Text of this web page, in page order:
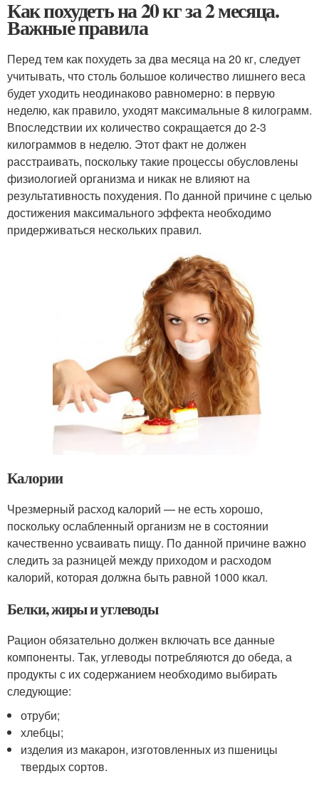
Как похудеть на 20 кг за 2 месяца.
Важные правила
Перед тем как похудеть за два месяца на 20 кг, следует
учитывать, что столь большое количество лишнего веса
будет уходить неодинаково равномерно: в первую
неделю, как правило, уходят максимальные 8 килограмм.
Впоследствии их количество сокращается до 2-3
килограммов в неделю. Этот факт не должен
расстраивать, поскольку такие процессы обусловлены
физиологией организма и никак не влияют на
результативность похудения. По данной причине с целью
достижения максимального эффекта необходимо
придерживаться нескольких правил.
Калории
Чрезмерный расход калорий — не есть хорошо,
поскольку ослабленный организм не в состоянии
качественно усваивать пищу. По данной причине важно
следить за разницей между приходом и расходом
калорий, которая должна быть равной 1000 ккал.
Белки, жиры и углеводы
Рацион обязательно должен включать все данные
компоненты. Так, углеводы потребляются до обеда, а
продукты с их содержанием необходимо выбирать
следующие:
отруби;
хлебцы;
изделия из макарон, изготовленных из пшеницы
твердых сортов.